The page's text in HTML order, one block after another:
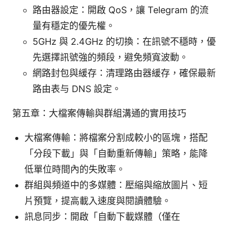
路由器設定：開啟 QoS，讓 Telegram 的流
量有穩定的優先權。
5GHz 與 2.4GHz 的切換：在訊號不穩時，優
先選擇訊號強的頻段，避免頻寬波動。
網路封包與緩存：清理路由器緩存，確保最新
路由表与 DNS 設定。
第五章：大檔案傳輸與群組溝通的實用技巧
大檔案傳輸：將檔案分割成較小的區塊，搭配
「分段下載」與「自動重新傳輸」策略，能降
低單位時間內的失敗率。
群組與頻道中的多媒體：壓縮與縮放圖片、短
片預覽，提高載入速度與閱讀體驗。
訊息同步：開啟「自動下載媒體（僅在